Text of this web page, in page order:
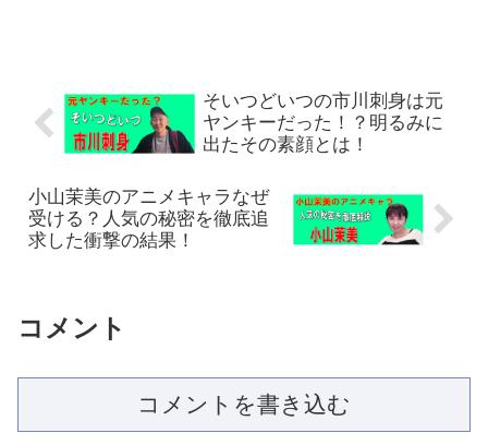
そいつどいつの市川刺身は元
ヤンキーだった！？明るみに
出たその素顔とは！
小山茉美のアニメキャラなぜ
受ける？人気の秘密を徹底追
求した衝撃の結果！
コメント
コメントを書き込む